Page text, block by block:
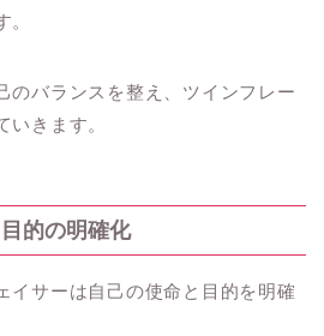
のバランスを整え、ツインフレー
いきます。
的の明確化
イサーは自己の使命と目的を明確